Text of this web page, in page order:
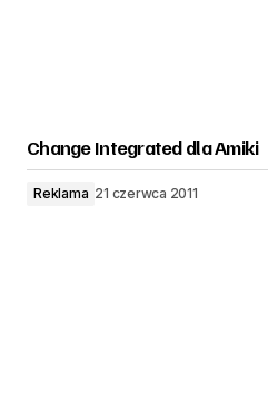
Change Integrated dla Amiki
Reklama 21 czerwca 2011